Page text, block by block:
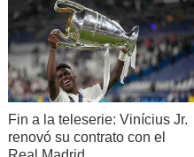
Fin a la teleserie: Vinícius Jr.
renovó su contrato con el